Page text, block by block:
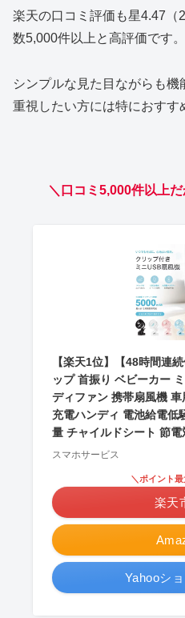
楽天の口コミ評価も星4.47（
数5,000件以上と高評価です。
シンプルな見た目ながらも
重視したい方には特におすす
＼口コミ5,000件以上
【楽天1位】【48時間連
ップ 首振り ベビーカー
ディファン 携帯扇風機
充電ハンディ 電池給電低
量 チャイルドシート 節
スマホサービス
＼ポイント
楽天
Yahooシ